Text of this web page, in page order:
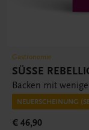
Gastronomie
SÜSSE
Backen mit
NEUERSCHEINUNG
€ 46,90